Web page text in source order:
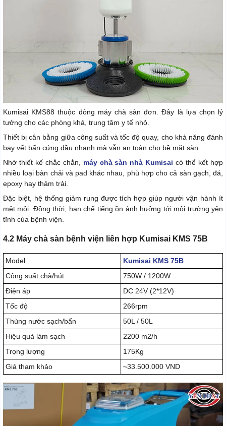
Kumisai KMS88 thuộc dòng máy chà sàn đơn. Đây là lựa chọn lý
tưởng cho các phòng khá, trung tâm y tế nhỏ.
Thiết bị cân bằng giữa công suất và tốc độ quay, cho khả năng đánh
bay vết bẩn cứng đầu nhanh mà vẫn an toàn cho bề mặt sàn.
Nhờ thiết kế chắc chắn, máy chà sàn nhà Kumisai có thể kết hợp
nhiều loại bàn chải và pad khác nhau, phù hợp cho cả sàn gạch, đá,
epoxy hay thảm trải.
Đặc biệt, hệ thống giảm rung được tích hợp giúp người vận hành ít
mệt mỏi. Đồng thời, hạn chế tiếng ồn ảnh hưởng tới môi trường yên
tĩnh của bệnh viện.
4.2 Máy chà sàn bệnh viện liên hợp Kumisai KMS 75B
Model
Kumisai KMS 75B
Công suất chà/hút
750W / 1200W
Điện áp
DC 24V (2*12V)
Tốc độ
266rpm
Thùng nước sạch/bẩn
50L / 50L
Hiệu quả làm sạch
2200 m2/h
Trọng lượng
175Kg
Giá tham khảo
~33.500.000 VND